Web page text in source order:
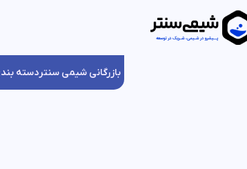
بازرگانی شیمی سنتر دسته